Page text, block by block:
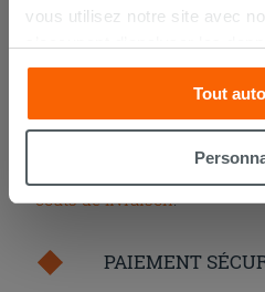
vous utilisez notre site avec
et les réseaux sociaux.
combiner ces informations
avez fournies ou qu’ils ont
utilisation sur leurs services.
cookies, ou à quelques-uns
cliquant sur la touche «
la touche « X », vous pourrez
Tout
Votre commande seralivrée
IPERCERAMICA collabore
années avec les plus grands
transports internationauxet
est suivie par tracking.
Pour en savoir plus
coûts de livraison.
PAIEMENT